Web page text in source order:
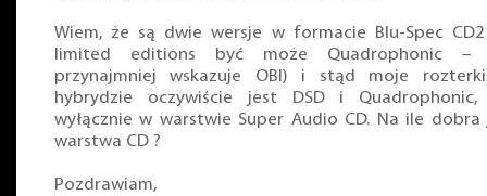
Wiem, że są dwie wersje w formacie Blu-Spec
limited editions być może Quadrophonic –
przynajmniej wskazuje OBI) i stąd moje
hybrydzie oczywiście jest DSD i Quadrophonic,
wyłącznie w warstwie Super Audio CD. Na ile dobra
warstwa CD ?
Pozdrawiam,